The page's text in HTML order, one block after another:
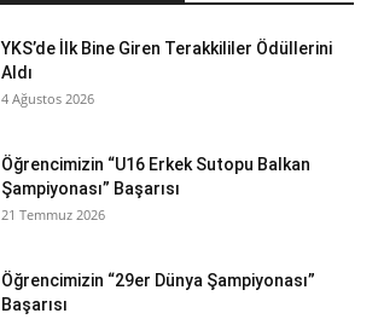
YKS’de İlk Bine Giren Terakkililer Ödüllerini
Aldı
4 Ağustos 2026
Öğrencimizin “U16 Erkek Sutopu Balkan
Şampiyonası” Başarısı
21 Temmuz 2026
Öğrencimizin “29er Dünya Şampiyonası”
Başarısı